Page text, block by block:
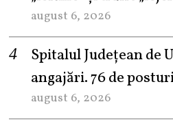
august 6, 2026
Spitalul Județean de
angajări. 76 de
august 6, 2026